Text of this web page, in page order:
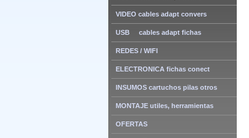
VIDEO cables adapt convers
USB cables adapt fichas
REDES / WIFI
ELECTRONICA fichas conect
INSUMOS cartuchos pilas otros
MONTAJE utiles, herramientas
OFERTAS